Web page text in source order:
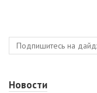
Новости